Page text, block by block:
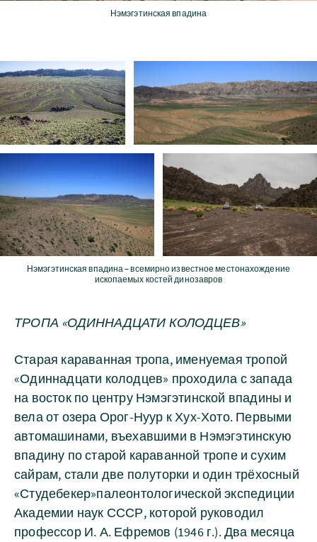
Нэмэгэтинская впадина
Нэмэгэтинская впадина – всемирно известное местонахождение
ископаемых костей динозавров
ТРОПА «ОДИННАДЦАТИ КОЛОДЦЕВ»
Старая караванная тропа, именуемая тропой
«Одиннадцати колодцев» проходила с запада
на восток по центру Нэмэгэтинской впадины и
вела от озера Орог-Нуур к Хух-Хото. Первыми
автомашинами, въехавшими в Нэмэгэтинскую
впадину по старой караванной тропе и сухим
сайрам, стали две полуторки и один трёхосный
«Студебекер»палеонтологической экспедиции
Академии наук СССР, которой руководил
профессор И. А. Ефремов (1946 г.). Два месяца